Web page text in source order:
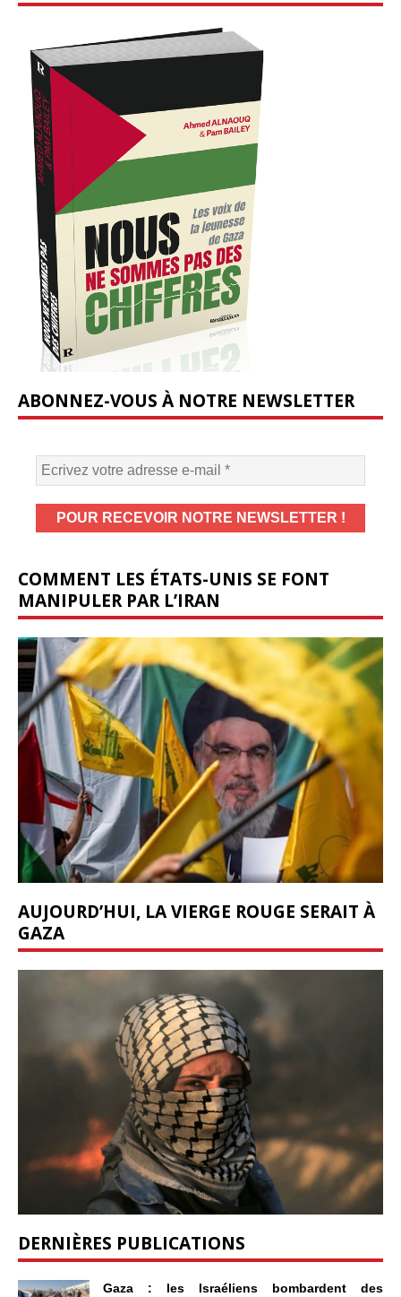
ABONNEZ-VOUS À NOTRE NEWSLETTER
COMMENT LES ÉTATS-UNIS SE FONT
MANIPULER PAR L’IRAN
AUJOURD’HUI, LA VIERGE ROUGE SERAIT À
GAZA
DERNIÈRES PUBLICATIONS
Gaza : les Israéliens bombardent des